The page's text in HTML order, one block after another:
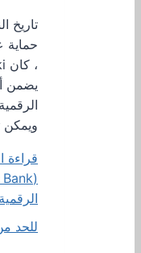
حماية
يضمن
قراءة
للحد